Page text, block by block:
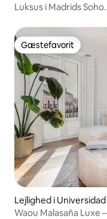
Luksus i Madrids Soho.
Gæstefavorit
Gæstefavorit
Lejlighed i Universidad
Waou Malasaña Luxe